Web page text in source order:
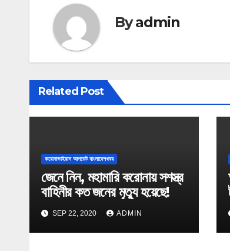
t
n
a
v
i
a
t
i
o
Byadmin
Related Post
করোনাভাইরাস আপডেট বাংলাদেশখবর
জেনে নিন, মহামারি করোনায় সশস্ত্র
বাহিনীর কত জনের মৃত্যু হয়েছে!
SEP 22, 2020 ADMIN